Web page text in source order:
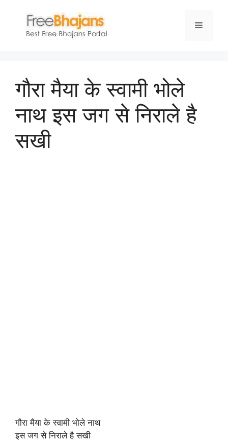
content
Menu
गौरा मैया के स्वामी भोले
नाथ इस जग से निराले है
सखी
गौरा मैया के स्वामी भोले नाथ
इस जग से निराले है सखी